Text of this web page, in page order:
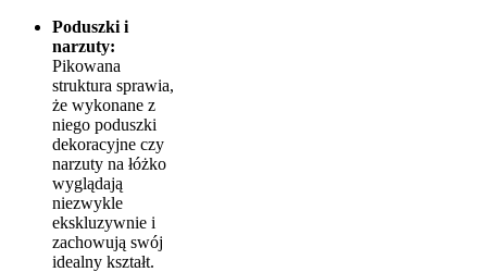
Poduszki i
narzuty:
Pikowana
struktura sprawia,
że wykonane z
niego poduszki
dekoracyjne czy
narzuty na łóżko
wyglądają
niezwykle
ekskluzywnie i
zachowują swój
idealny kształt.